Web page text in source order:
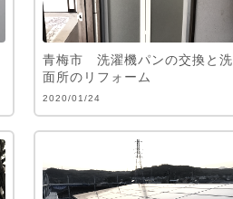
青梅市 洗濯機パンの交換と洗
面所のリフォーム
2020/01/24